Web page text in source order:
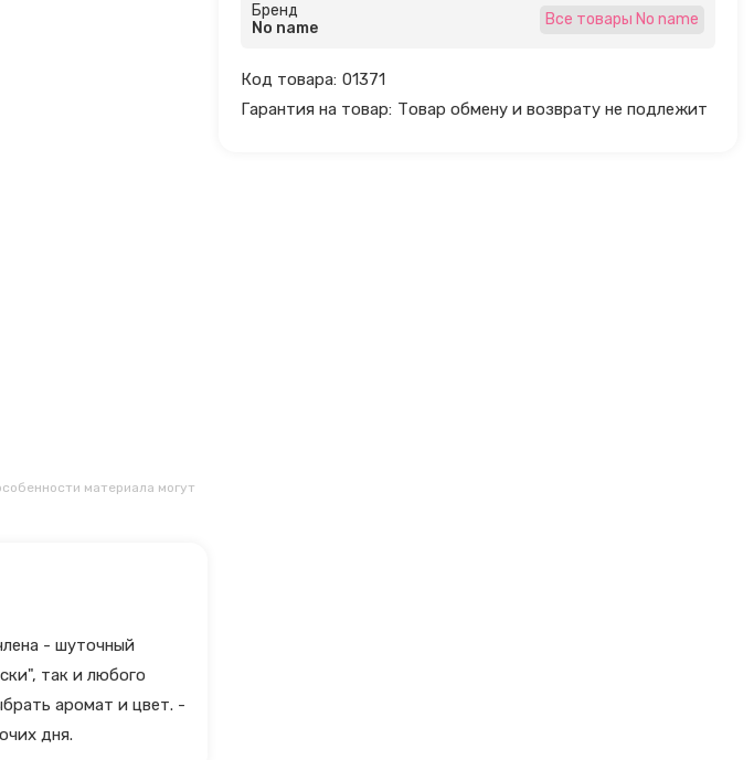
Бренд
No name
Все товары No name
Код товара: 01371
Гарантия на товар: Товар обмену и возврату не подлежит
материала могут
- шуточный
так и любого
аромат и цвет. -
дня.